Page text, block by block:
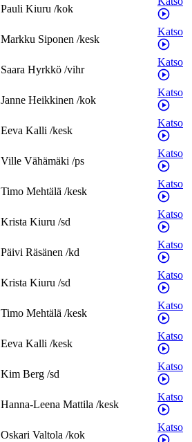
Pauli Kiuru /kok
Markku Siponen /kesk
Katso
Saara Hyrkkö /vihr
Katso
Janne Heikkinen /kok
Katso
Eeva Kalli /kesk
Katso
Ville Vähämäki /ps
Katso
Timo Mehtälä /kesk
Katso
Krista Kiuru /sd
Katso
Päivi Räsänen /kd
Katso
Krista Kiuru /sd
Katso
Timo Mehtälä /kesk
Katso
Eeva Kalli /kesk
Katso
Kim Berg /sd
Katso
Hanna-Leena Mattila /kesk
Katso
Oskari Valtola /kok
Katso